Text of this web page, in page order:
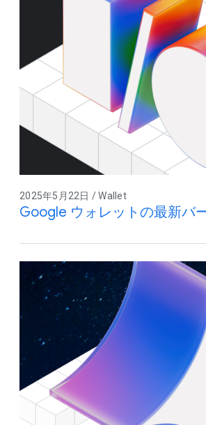
2025年5月22日 / Wallet
Google ウォレットの最新バ